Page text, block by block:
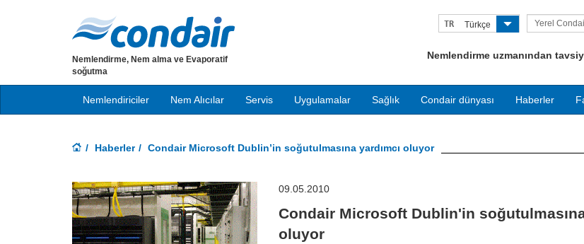
TR Türkçe
Yerel
Nemlendirme uzmanından
Nemlendirme, Nem alma ve Evaporatif
soğutma
Nemlendiriciler Nem Alıcılar Servis Uygulamalar Sağlık Condair dünyası Haberler
Haberler Condair Microsoft Dublin’in soğutulmasına yardımcı oluyor
09.05.2010
Condair Microsoft Dublin'in soğutulmasına
oluyor